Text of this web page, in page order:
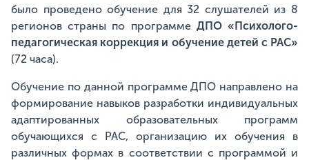
было проведено обучение для 32 слушателей из 8
регионов страны по программе ДПО «Психолого-
педагогическая коррекция и обучение детей с РАС»
(72 часа).
Обучение по данной программе ДПО направлено на
формирование навыков разработки индивидуальных
адаптированных образовательных программ
обучающихся с РАС, организацию их обучения в
различных формах в соответствии с программой и